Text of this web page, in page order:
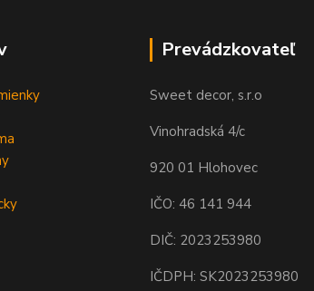
Prevádzkovateľ
Sweet decor, s.r.o
Vinohradská 4/c
920 01 Hlohovec
IČO: 46 141 944
DIČ: 2023253980
IČDPH: SK2023253980